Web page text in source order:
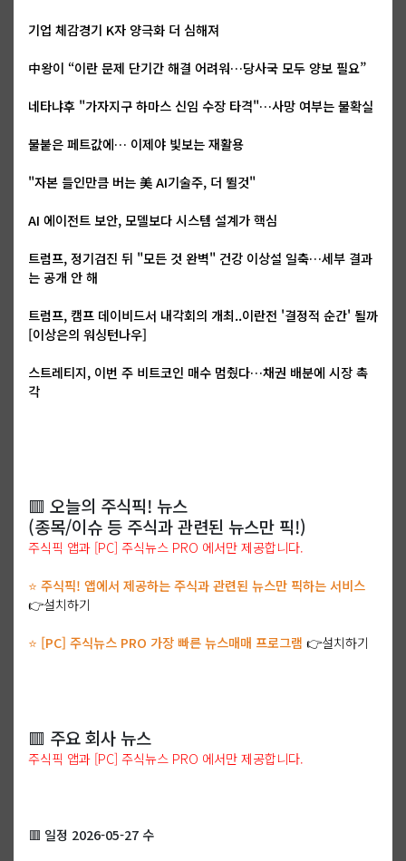
기업 체감경기 K자 양극화 더 심해져
中왕이 “이란 문제 단기간 해결 어려워…당사국 모두 양보 필요”
네타냐후 "가자지구 하마스 신임 수장 타격"…사망 여부는 불확실
불붙은 페트값에… 이제야 빛보는 재활용
"자본 들인만큼 버는 美 AI기술주, 더 뛸것"
AI 에이전트 보안, 모델보다 시스템 설계가 핵심
트럼프, 정기검진 뒤 "모든 것 완벽" 건강 이상설 일축…세부 결과
는 공개 안 해
트럼프, 캠프 데이비드서 내각회의 개최..이란전 '결정적 순간' 될까
[이상은의 워싱턴나우]
스트레티지, 이번 주 비트코인 매수 멈췄다…채권 배분에 시장 촉
각
🟥 오늘의 주식픽! 뉴스
(종목/이슈 등 주식과 관련된 뉴스만 픽!)
주식픽 앱과 [PC] 주식뉴스 PRO 에서만 제공합니다.
⭐ 주식픽! 앱에서 제공하는 주식과 관련된 뉴스만 픽하는 서비스
👉설치하기
⭐ [PC] 주식뉴스 PRO 가장 빠른 뉴스매매 프로그램 👉설치하기
🟥 주요 회사 뉴스
주식픽 앱과 [PC] 주식뉴스 PRO 에서만 제공합니다.
🟥 일정 2026-05-27 수